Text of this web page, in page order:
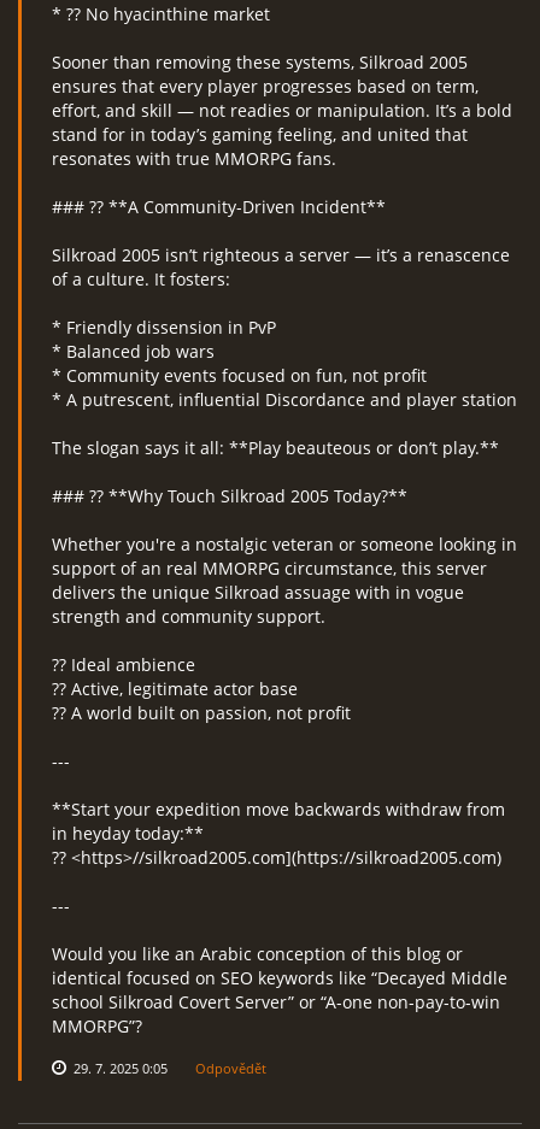
* ?? No hyacinthine market
Sooner than removing these systems, Silkroad 2005
ensures that every player progresses based on term,
effort, and skill — not readies or manipulation. It’s a bold
stand for in today’s gaming feeling, and united that
resonates with true MMORPG fans.
### ?? **A Community-Driven Incident**
Silkroad 2005 isn’t righteous a server — it’s a renascence
of a culture. It fosters:
* Friendly dissension in PvP
* Balanced job wars
* Community events focused on fun, not profit
* A putrescent, influential Discordance and player station
The slogan says it all: **Play beauteous or don’t play.**
### ?? **Why Touch Silkroad 2005 Today?**
Whether you're a nostalgic veteran or someone looking in
support of an real MMORPG circumstance, this server
delivers the unique Silkroad assuage with in vogue
strength and community support.
?? Ideal ambience
?? Active, legitimate actor base
?? A world built on passion, not profit
---
**Start your expedition move backwards withdraw from
in heyday today:**
?? <https>//silkroad2005.com](https://silkroad2005.com)
---
Would you like an Arabic conception of this blog or
identical focused on SEO keywords like “Decayed Middle
school Silkroad Covert Server” or “A-one non-pay-to-win
MMORPG”?
29. 7. 2025 0:05 Odpovědět